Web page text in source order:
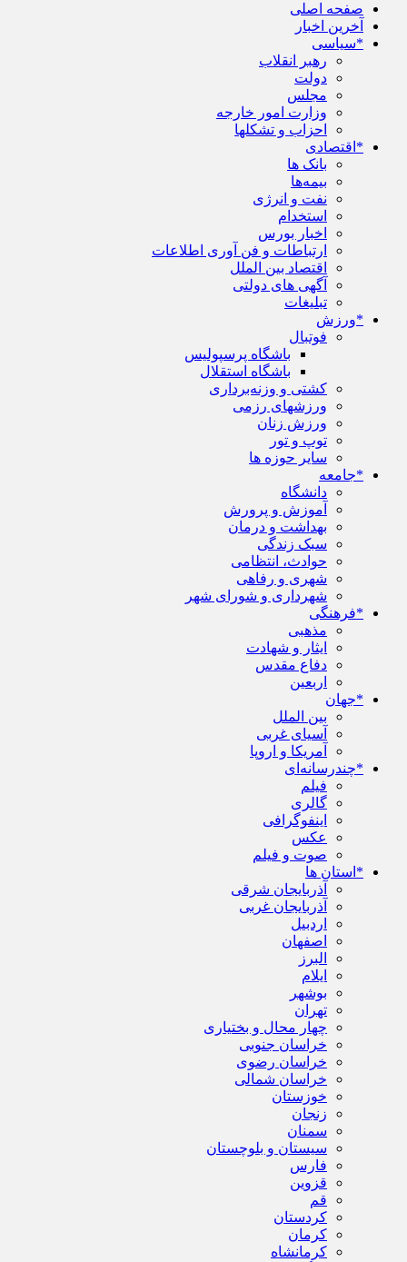
صفحه اصلی
آخرین اخبار
*سیاسی
رهبر انقلاب
دولت
مجلس
وزارت امور خارجه
احزاب و تشکلها
*اقتصادی
بانک ها
بیمه‌ها
نفت و انرژی
استخدام
اخبار بورس
ارتباطات و فن آوری اطلاعات
اقتصاد بین الملل
آگهی های دولتی
تبلیغات
*ورزش
فوتبال
باشگاه پرسپولیس
باشگاه استقلال
کشتی و وزنه‌برداری
ورزشهای رزمی
ورزش زنان
توپ و تور
سایر حوزه ها
*جامعه
دانشگاه
آموزش و پرورش
بهداشت و درمان
سبک زندگی
حوادث، انتظامی
شهری و رفاهی
شهرداری و شورای شهر
*فرهنگی
مذهبی
ایثار و شهادت
دفاع مقدس
اربعین
*جهان
بین الملل
آسیای غربی
آمریکا و اروپا
*چندرسانه‌ای
فیلم
گالری
اینفوگرافی
عکس
صوت و فیلم
*استان ها
آذربایجان شرقی
آذربایجان غربی
اردبیل
اصفهان
البرز
ایلام
بوشهر
تهران
چهار محال و بختیاری
خراسان جنوبی
خراسان رضوی
خراسان شمالی
خوزستان
زنجان
سمنان
سیستان و بلوچستان
فارس
قزوین
قم
کردستان
کرمان
کرمانشاه